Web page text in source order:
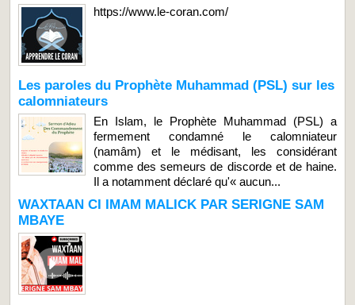
https://www.le-coran.com/
Les paroles du Prophète Muhammad (PSL) sur les
calomniateurs
En Islam, le Prophète Muhammad (PSL) a
fermement condamné le calomniateur
(namâm) et le médisant, les considérant
comme des semeurs de discorde et de haine.
Il a notamment déclaré qu'« aucun...
WAXTAAN CI IMAM MALICK PAR SERIGNE SAM
MBAYE